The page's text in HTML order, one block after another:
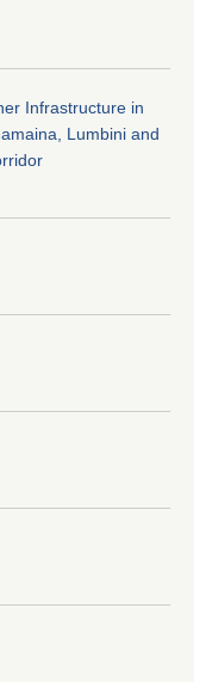
Infrastructure in
Lumbini and